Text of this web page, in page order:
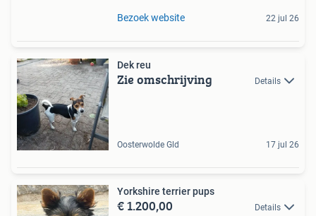
Bezoek website 22 jul 26
Dek reu
Zie omschrijving Details
Oosterwolde Gld 17 jul 26
Yorkshire terrier pups
€ 1.200,00 Details